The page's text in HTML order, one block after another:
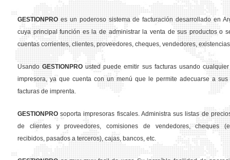
GESTION PRO es un poderoso sistema de facturación desarrollado en
cuya principal función es la de administrar la venta de sus productos o
cuentas corrientes, clientes, proveedores, cheques, vendedores,
Usando GESTION PRO usted puede emitir sus facturas usando
impresora, ya que cuenta con un menú que le permite adecuarse a sus
facturas de imprenta.
GESTION PRO soporta impresoras fiscales. Administra sus listas de
de clientes y proveedores, comisiones de vendedores, cheques
recibidos, pasados a terceros), cajas, bancos, etc.